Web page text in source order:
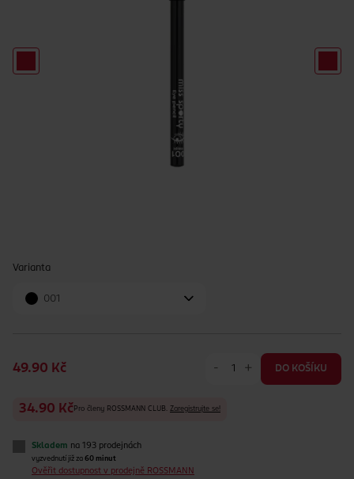
Varianta
001
49.90 Kč - + DO KOŠÍKU
34.90 Kč Pro členy ROSSMANN CLUB. Zaregistrujte se!
Skladem na 193 prodejnách
vyzvednutí již za 60 minut
Ověřit dostupnost v prodejně ROSSMANN